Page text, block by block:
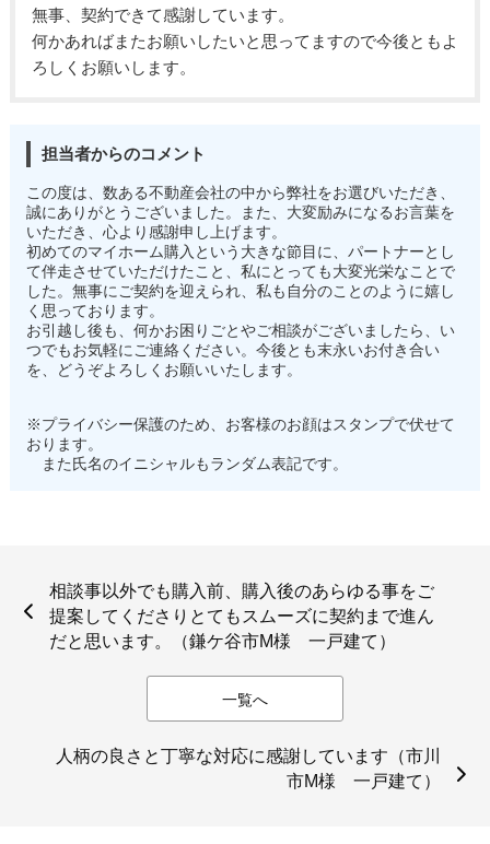
無事、契約できて感謝しています。
何かあればまたお願いしたいと思ってますので今後ともよ
ろしくお願いします。
担当者からのコメント
この度は、数ある不動産会社の中から弊社をお選びいただき、
誠にありがとうございました。また、大変励みになるお言葉を
いただき、心より感謝申し上げます。
初めてのマイホーム購入という大きな節目に、パートナーとし
て伴走させていただけたこと、私にとっても大変光栄なことで
した。無事にご契約を迎えられ、私も自分のことのように嬉し
く思っております。
お引越し後も、何かお困りごとやご相談がございましたら、い
つでもお気軽にご連絡ください。今後とも末永いお付き合い
を、どうぞよろしくお願いいたします。
※プライバシー保護のため、お客様のお顔はスタンプで伏せて
おります。
また氏名のイニシャルもランダム表記です。
相談事以外でも購入前、購入後のあらゆる事をご
提案してくださりとてもスムーズに契約まで進ん
だと思います。（鎌ケ谷市M様 一戸建て）
一覧へ
人柄の良さと丁寧な対応に感謝しています（市川
市M様 一戸建て）